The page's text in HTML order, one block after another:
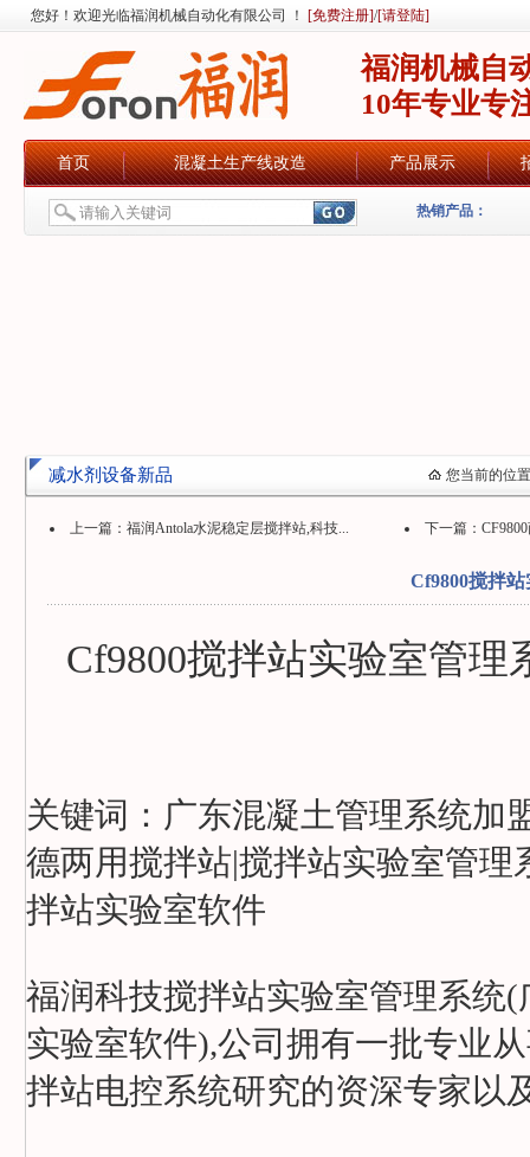
您好！欢迎光临福润机械自动化有限公司 ！ [免费注册]/[请登陆]
福润机械自
10年专业专
首页 混凝土生产线改造 产品展示
热销产品：
减水剂设备新品 您当前的位
上一篇： 福润Antola水泥稳定层搅拌站,科技... 下一篇：
Cf9800搅拌
Cf9800搅拌站实验室管理
关键词：广东混凝土管理系统加
德两用搅拌站|搅拌站实验室管
拌站实验室软件
福润科技搅拌站实验室管理系统
实验室软件),公司拥有一批专业
拌站电控系统研究的资深专家以